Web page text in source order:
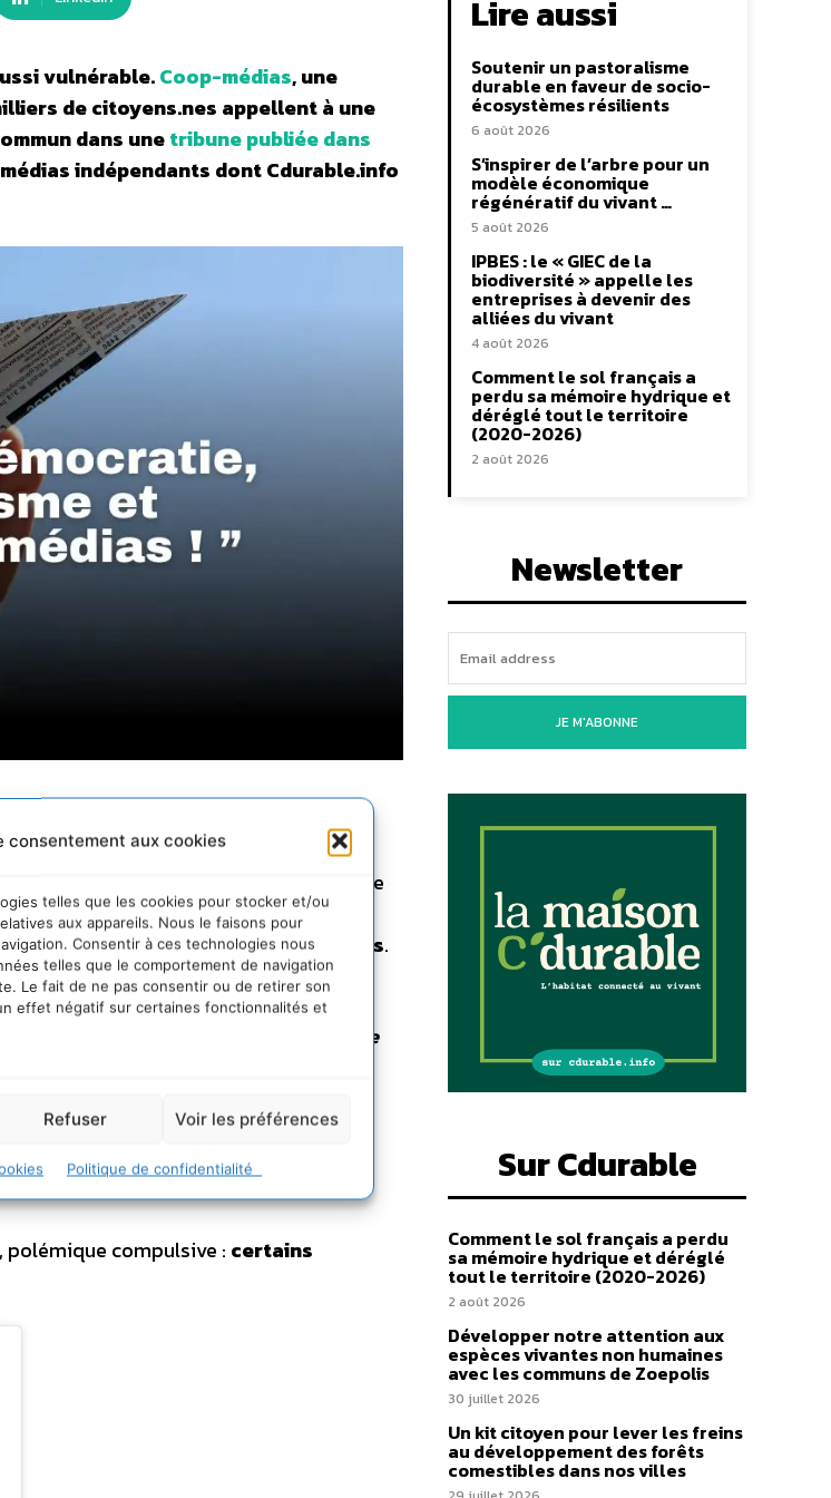
consentement aux cookies
telles que les cookies pour stocker et/ou
aux appareils. Nous le faisons pour
Consentir à ces technologies nous
telles que le comportement de navigation
Le fait de ne pas consentir ou de retirer son
effet négatif sur certaines fonctionnalités et
Refuser Voir les préférences
Politique de confidentialité
vulnérable.Coop-médias, une
de citoyens.nes appellent à une
dans unetribune publiée dans
indépendants dont Cdurable.info
par les moteurs de recherche, vols de
ou encore deepfakes ; toutes ces
et la confiance que nous y plaçons.
qui ne peut plus rien croire ne peut se
aussi de sa capacité de penser et de
pourlutter contre la
compulsive : certains
Lire aussi
Soutenir un pastoralisme
durable en faveur de socio-
écosystèmes résilients
6 août 2026
S’inspirer de l’arbre pour un
modèle économique
régénératif du vivant …
5 août 2026
IPBES : le « GIEC de la
biodiversité » appelle les
entreprises à devenir des
alliées du vivant
4 août 2026
Comment le sol français a
perdu sa mémoire hydrique et
déréglé tout le territoire
(2020-2026)
2 août 2026
Newsletter
JE M'ABONNE
Sur Cdurable
Comment le sol français a perdu
sa mémoire hydrique et déréglé
tout le territoire (2020-2026)
2 août 2026
Développer notre attention aux
espèces vivantes non humaines
avec les communs de Zoepolis
30 juillet 2026
Un kit citoyen pour lever les freins
au développement des forêts
comestibles dans nos villes